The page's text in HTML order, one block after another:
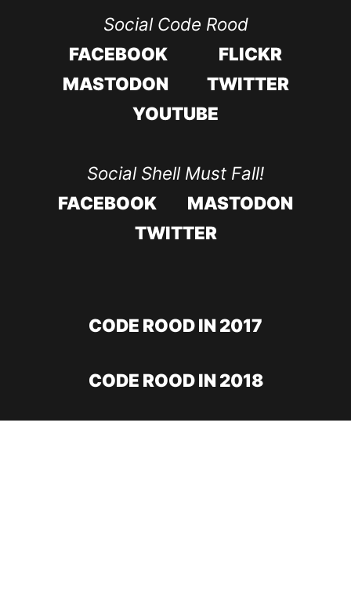
Social Code Rood
FACEBOOK
FLICKR
MASTODON
TWITTER
YOUTUBE
Social Shell Must Fall!
FACEBOOK
MASTODON
TWITTER
CODE ROOD IN 2017
CODE ROOD IN 2018